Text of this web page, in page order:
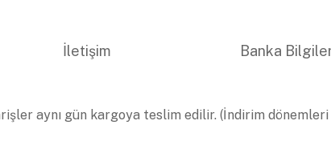
İletişim Banka
aynı gün kargoya teslim edilir. (İndirim